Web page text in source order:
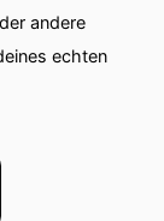
andere
echten